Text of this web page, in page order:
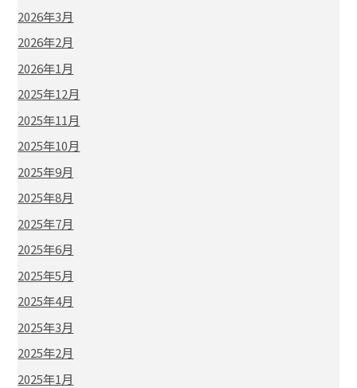
2026年3月
2026年2月
2026年1月
2025年12月
2025年11月
2025年10月
2025年9月
2025年8月
2025年7月
2025年6月
2025年5月
2025年4月
2025年3月
2025年2月
2025年1月